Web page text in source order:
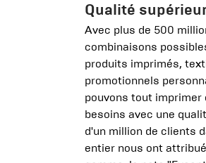
Qualité
Avec plus de 500
combinaisons
produits imprimés,
promotionnels
pouvons tout imprimer
besoins avec une
d'un million de clients
entier nous ont